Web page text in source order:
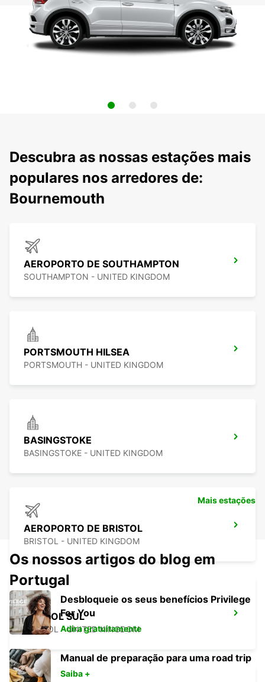
Descubra as nossas estações mais
populares nos arredores de:
Bournemouth
AEROPORTO DE SOUTHAMPTON
SOUTHAMPTON - UNITED KINGDOM
PORTSMOUTH HILSEA
PORTSMOUTH - UNITED KINGDOM
BASINGSTOKE
BASINGSTOKE - UNITED KINGDOM
AEROPORTO DE BRISTOL
BRISTOL - UNITED KINGDOM
BRISTOL SUL
BRISTOL - UNITED KINGDOM
Mais estações
Os nossos artigos do blog em
Portugal
Desbloqueie os seus benefícios Privilege
For You
Adira gratuitamente
Manual de preparação para uma road trip
Saiba +